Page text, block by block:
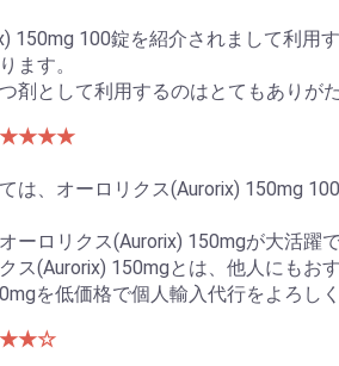
カートへ進む
150mg 100錠を紹介されまして利用
ます。
剤として利用するのはとてもありがた
は、オーロリクス(Aurorix) 150mg
ーロリクス(Aurorix) 150mgが大活躍で
ス(Aurorix) 150mgとは、他人にもお
を低価格で個人輸入代行をよろし